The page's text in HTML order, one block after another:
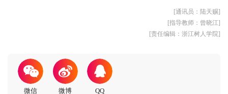
[通讯员：陆天赐]
[指导教师：曾晓江]
[责任编辑：浙江树人学院]